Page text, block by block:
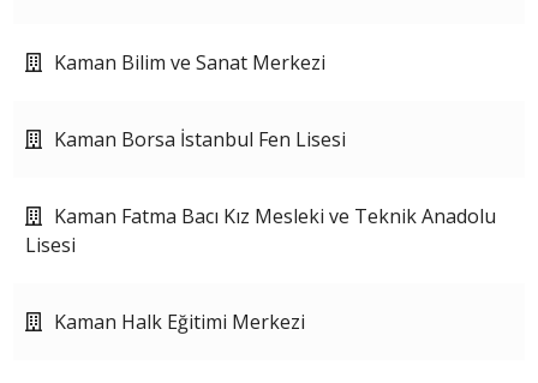
Kaman Bilim ve Sanat Merkezi
Kaman Borsa İstanbul Fen Lisesi
Kaman Fatma Bacı Kız Mesleki ve Teknik Anadolu
Lisesi
Kaman Halk Eğitimi Merkezi